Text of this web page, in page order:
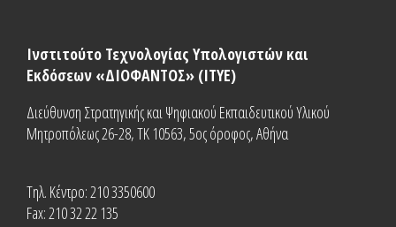
Ινστιτούτο Τεχνολογίας Υπολογιστών και
Εκδόσεων «ΔΙΟΦΑΝΤΟΣ» (ΙΤΥΕ)
Διεύθυνση Στρατηγικής και Ψηφιακού Εκπαιδευτικού Υλικού
Μητροπόλεως 26-28, ΤΚ 10563, 5ος όροφος, Αθήνα
Τηλ. Κέντρο: 210 3350600
Fax: 210 32 22 135